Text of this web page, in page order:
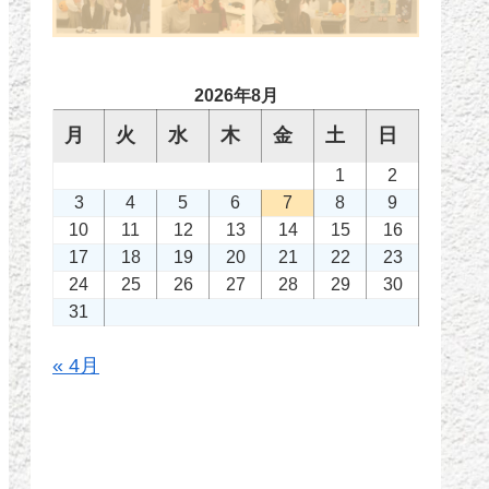
2026年8月
月 火 水 木 金 土 日
1
2
3
4 5 6 7 8
9
10
11 12 13 14 15
16
17
18 19 20 21 22
23
24
25 26 27 28 29
30
31
« 4月